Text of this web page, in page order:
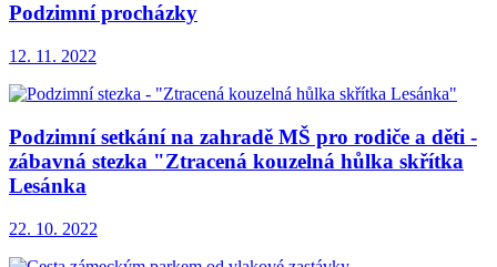
Podzimní procházky
12. 11. 2022
Podzimní setkání na zahradě MŠ pro rodiče a děti -
zábavná stezka "Ztracená kouzelná hůlka skřítka
Lesánka
22. 10. 2022